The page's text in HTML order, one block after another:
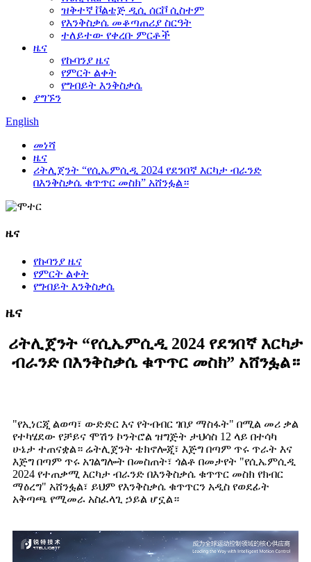
ዝቅተኛ ቮልቴጅ ዲሲ ሰርቮ ሲስተም
የእንቅስቃሴ መቆጣጠሪያ ስርዓት
ተለይተው የቀረቡ ምርቶች
ዜና
የኩባንያ ዜና
የምርት ልቀት
የግብይት እንቅስቃሴ
ያግኙን
English
መነሻ
ዜና
ሪትሊጀንት “የሲኤምሲዲ 2024 የደንበኛ እርካታ ብራንድ
በእንቅስቃሴ ቁጥጥር መስክ” አሸንፏል።
ዜና
የኩባንያ ዜና
የምርት ልቀት
የግብይት እንቅስቃሴ
ዜና
ሪትሊጀንት “የሲኤምሲዲ 2024 የደንበኛ እርካታ
ብራንድ በእንቅስቃሴ ቁጥጥር መስክ” አሸንፏል።
"የኢነርጂ ልወጣ፣ ውድድር እና የትብብር ገበያ ማስፋት" በሚል መሪ ቃል
የተካሄደው የቻይና ሞሽን ኮንትሮል ዝግጅት ታህሳስ 12 ላይ በተሳካ
ሁኔታ ተጠናቋል። ሬትሊጀንት ቴክኖሎጂ፣ እጅግ በጣም ጥሩ ጥራት እና
እጅግ በጣም ጥሩ አገልግሎት በመስጠት፣ ጎልቶ በመታየት "የሲኤምሲዲ
2024 የተጠቃሚ እርካታ ብራንድ በእንቅስቃሴ ቁጥጥር መስክ የክብር
ማዕረግ" አሸንፏል፣ ይህም የእንቅስቃሴ ቁጥጥርን አዲስ የወደፊት
አቅጣጫ የሚመራ አስፈላጊ ኃይል ሆኗል።